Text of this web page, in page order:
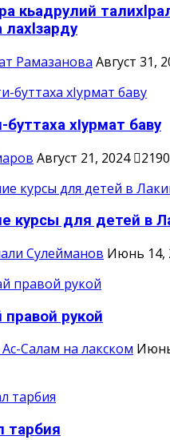
кьадрулий
лахlзарду
Рамазанова Август 31,
буттаха хIурмат баву
Август 21, 2024 2190
курсы для детей в
Сулейманов Июнь 14,
правой рукой
Ас-Салам на лакском
тарбия